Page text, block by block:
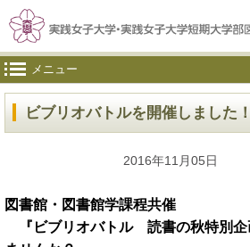
メニュー
ビブリオバトルを開催しました！
2016年11月05日
図書館・図書館学課程共催
『ビブリオバトル 読書の秋特別